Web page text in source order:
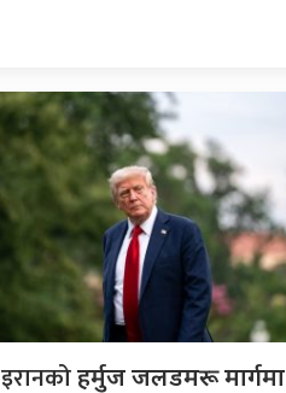
इरानकोहर्मुज जलडमरू मार्गमा